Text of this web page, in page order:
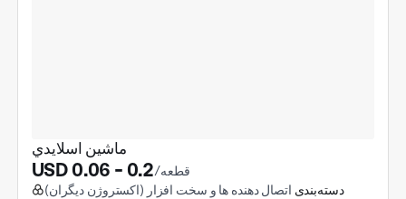
ماشين اسلايدي
USD 0.06 - 0.2 /قطعه
دسته‌بندی اتصال دهنده ها و سخت افزار (اکستروژن دیگران)